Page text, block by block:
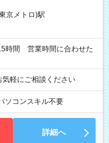
京メトロ)駅
軽にご相談ください
ソコンスキル不要
詳細へ